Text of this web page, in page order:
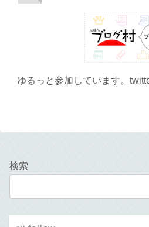
ゆるっと参加しています。
検索